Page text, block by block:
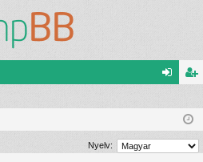
is
ztr
Nyelv: